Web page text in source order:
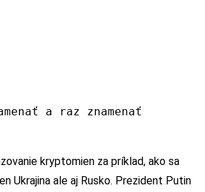
a raz znamenať
kryptomien za príklad, ako sa
Ukrajina ale aj Rusko. Prezident Putin